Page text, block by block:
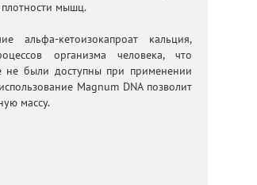
плотности мышц.
альфа-кетоизокапроат кальция,
организма человека, что
не были доступны при применении
Magnum DNA позволит
массу.